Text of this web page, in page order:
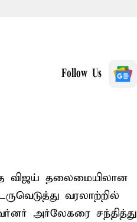
Follow Us
விஜய் தலைமையிலான
வரலாற்றில்
அர்லேகரை சந்தித்து